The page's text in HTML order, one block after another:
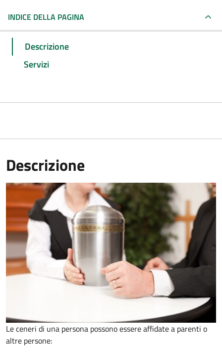
INDICE DELLA PAGINA
Descrizione
Servizi
Descrizione
Le ceneri di una persona possono essere affidate a parenti o
altre persone: